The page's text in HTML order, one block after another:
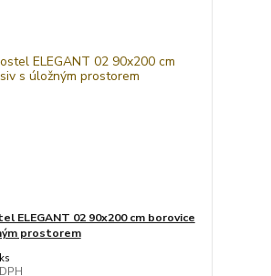
ELEGANT 02 90x200 cm borovice
prostorem